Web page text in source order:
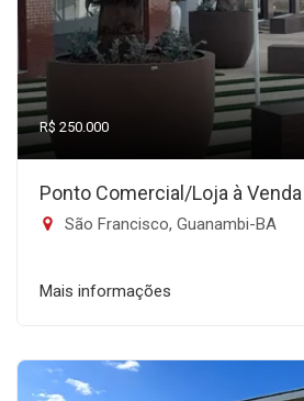
R$ 250.000
Ponto Comercial/Loja à Venda
São Francisco, Guanambi-BA
Mais informações